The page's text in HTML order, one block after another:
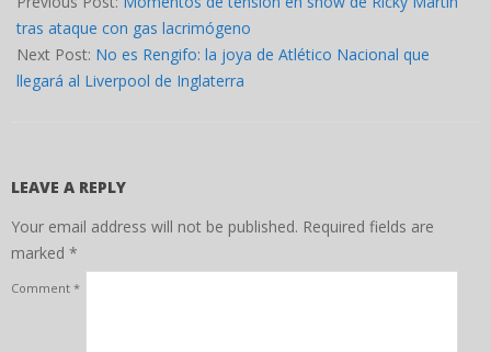
23
tras ataque con gas lacrimógeno
Next Post: No es Rengifo: la joya de Atlético Nacional que
llegará al Liverpool de Inglaterra
LEAVE A REPLY
Your email address will not be published. Required fields are
marked *
Comment *